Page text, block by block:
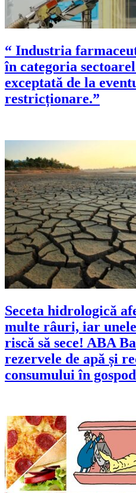
“ Industria
în categoria
exceptată de la
restricționare.”
Seceta hidrologică
multe râuri, iar
riscă să sece! ABA
rezervele de apă și
consumului în